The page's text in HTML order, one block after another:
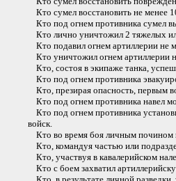
Кто сумел восстановить не менее
Кто под огнем противника сумел
Кто лично уничтожил 2 тяжелых
Кто подавил огнем артиллерии не
Кто уничтожил огнем артиллерии
Кто, состоя в экипаже танка,
Кто под огнем противника
Кто, презирая опасность, первым
Кто под огнем противника навел
Кто под огнем противника
войск.
Кто во время боя личным почином
Кто, командуя частью или
Кто, участвуя в кавалерийском
Кто с боем захватил